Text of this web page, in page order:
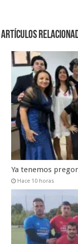
Artículos
Ya tenemos
Hace 10 horas